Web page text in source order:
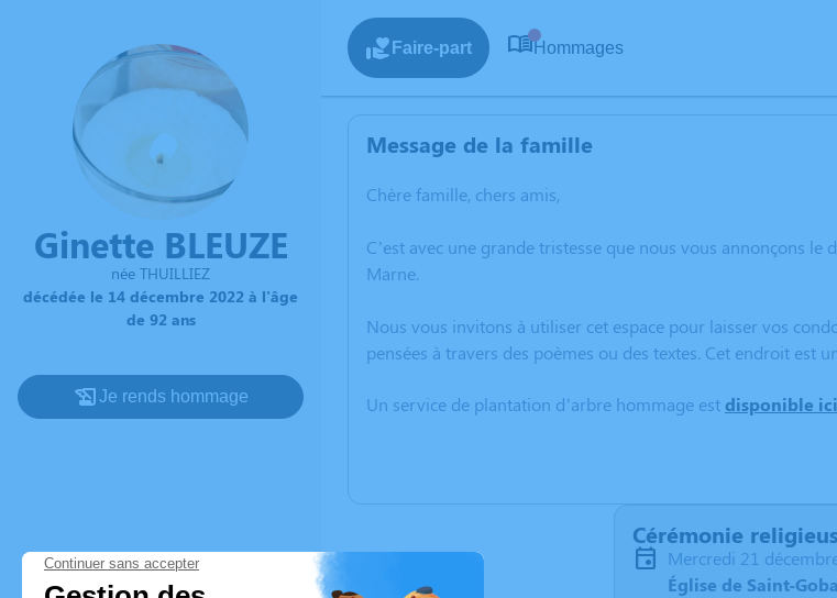
Ginette BLEUZE
née THUILLIEZ
décédée le 14 décembre 2022 à l'âge
de 92 ans
Je rends hommage
Faire-part Hommages
Message de la famille
Chère famille, chers amis,
C’est avec une grande tristesse que nous vous annonçons
Marne.
Nous vous invitons à utiliser cet espace pour laisser vos
pensées à travers des poèmes ou des textes. Cet endroit est
Un service de plantation d’arbre hommage est disponible ici
Cérémonie
mercredi 21
Église de Saint-